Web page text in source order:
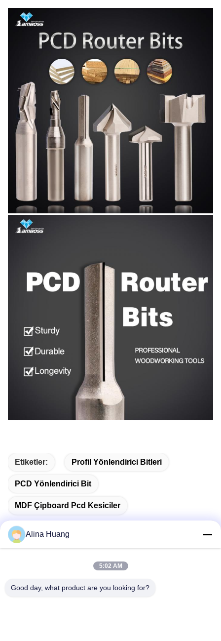
Etiketler: Profil Yönlendirici Bitleri
PCD Yönlendirici Bit
MDF Çipboard Pcd Kesiciler
Adres
Alina Huang
5:02 AM
Good day, what product are you looking for?